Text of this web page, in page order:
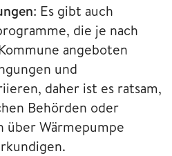
: Es gibt auch
die je nach
angeboten
und
daher ist es ratsam,
Behörden oder
über Wärmepumpe